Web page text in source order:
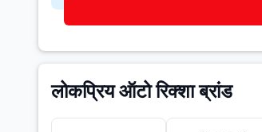
लोकप्रिय ऑटो रिक्शा ब्रांड